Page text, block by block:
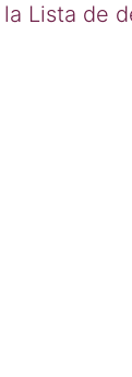
Lista de